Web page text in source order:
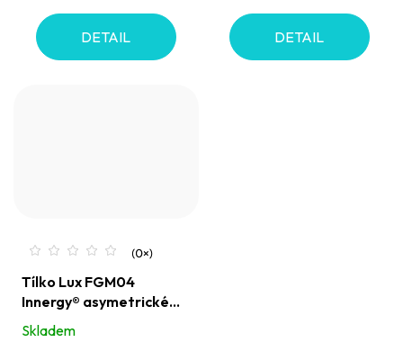
DETAIL DETAIL
Tílko Lux FGM04
Innergy® asymetrické
černo bronzové
Skladem